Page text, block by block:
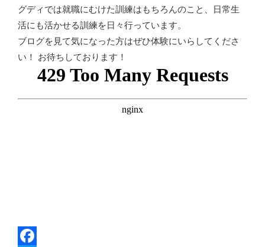
グディでは就職にむけた訓練はもちろんのこと、日常生
活にも活かせる訓練を日々行っています。
ブログを見て気になった方はぜひ体験にいらしてくださ
い！ お待ちしております！